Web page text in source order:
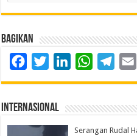
Bagikan
FacebookTwitterLinkedInWhatsApp
Internasional
Serangan Rudal